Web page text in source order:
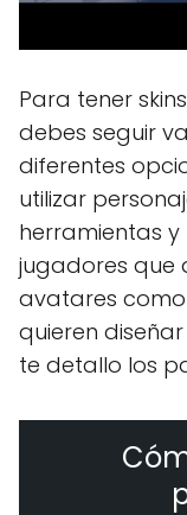
Para tener
debes seguir
diferentes
utilizar
herramientas
jugadores que
avatares
quieren
te detallo los